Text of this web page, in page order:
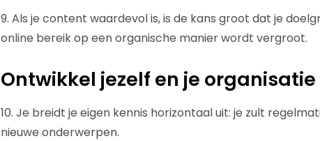
9. Als je content waardevol is, is de kans groot dat je
online bereik op een organische manier wordt vergroot.
Ontwikkel jezelf en je organisatie
10. Je breidt je eigen kennis horizontaal uit: je zult
nieuwe onderwerpen.